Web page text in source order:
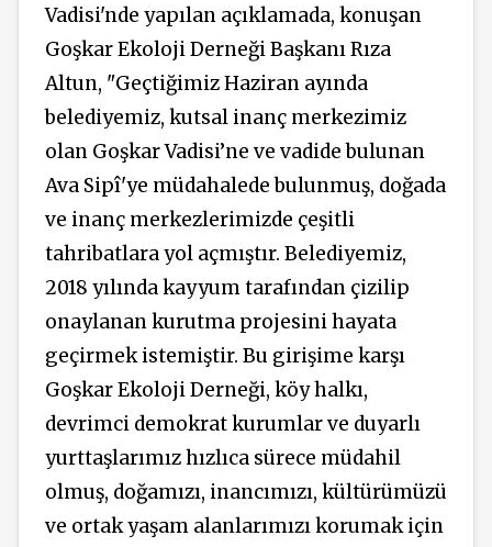
Vadisi'nde yapılan açıklamada, konuşan
Goşkar Ekoloji Derneği Başkanı Rıza
Altun, "Geçtiğimiz Haziran ayında
belediyemiz, kutsal inanç merkezimiz
olan Goşkar Vadisi’ne ve vadide bulunan
Ava Sipî'ye müdahalede bulunmuş, doğada
ve inanç merkezlerimizde çeşitli
tahribatlara yol açmıştır. Belediyemiz,
2018 yılında kayyum tarafından çizilip
onaylanan kurutma projesini hayata
geçirmek istemiştir. Bu girişime karşı
Goşkar Ekoloji Derneği, köy halkı,
devrimci demokrat kurumlar ve duyarlı
yurttaşlarımız hızlıca sürece müdahil
olmuş, doğamızı, inancımızı, kültürümüzü
ve ortak yaşam alanlarımızı korumak için